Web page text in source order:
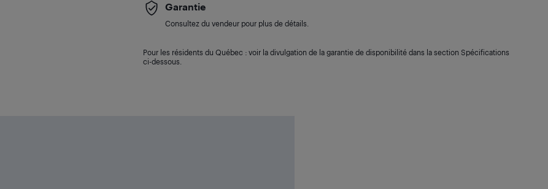
Garantie
Consultez du vendeur pour plus de détails.
Pour les résidents du Québec : voir la divulgation de la garantie de disponibilité dans la section Spécifications
ci-dessous.